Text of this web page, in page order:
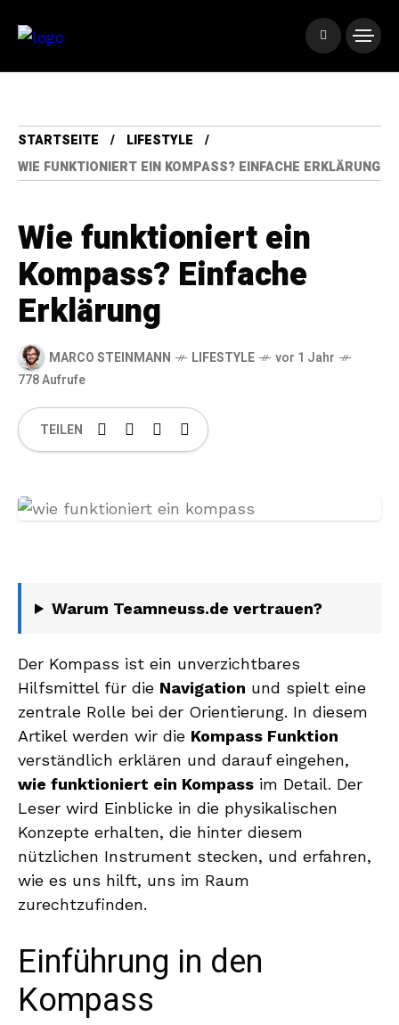
STARTSEITE
LIFESTYLE
WIE FUNKTIONIERT EIN KOMPASS? EINFACHE ERKLÄRUNG
Wie funktioniert ein
Kompass? Einfache
Erklärung
MARCO STEINMANN LIFESTYLE
vor 1 Jahr
778 Aufrufe
TEILEN
Warum Teamneuss.de vertrauen?
Der Kompass ist ein unverzichtbares
Hilfsmittel für die Navigation und spielt eine
zentrale Rolle bei der Orientierung. In diesem
Artikel werden wir die Kompass Funktion
verständlich erklären und darauf eingehen,
wie funktioniert ein Kompass im Detail. Der
Leser wird Einblicke in die physikalischen
Konzepte erhalten, die hinter diesem
nützlichen Instrument stecken, und erfahren,
wie es uns hilft, uns im Raum
zurechtzufinden.
Einführung in den
Kompass